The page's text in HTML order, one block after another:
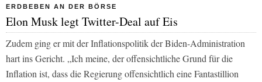
ERDBEBEN AN DER BÖRSE
Elon Musk legt Twitter-Deal auf Eis
Zudem ging er mit der Inflationspolitik der Biden-Administration
hart ins Gericht. „Ich meine, der offensichtliche Grund für die
Inflation ist, dass die Regierung offensichtlich eine Fantastillion